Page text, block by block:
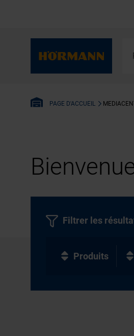
PAGE D'ACCUEIL
Filtrer les
Produits